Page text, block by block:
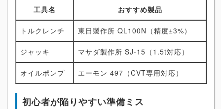
工具名 おすすめ製品
トルクレンチ 東日製作所 QL100N（精度±3%）
ジャッキ マサダ製作所 SJ-15（1.5t対応）
オイルポンプ エーモン 497（CVT専用対応）
初心者が陥りやすい準備ミス